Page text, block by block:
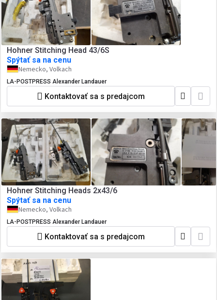
Hohner Stitching Head 43/6S
Spýtať sa na cenu
Nemecko, Volkach
LA-POSTPRESS Alexander Landauer
Kontaktovať sa s predajcom
Hohner Stitching Heads 2x43/6
Spýtať sa na cenu
Nemecko, Volkach
LA-POSTPRESS Alexander Landauer
Kontaktovať sa s predajcom